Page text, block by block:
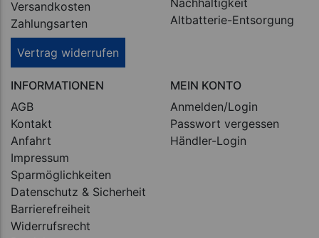
Versandkosten
Zahlungsarten
Vertrag widerrufen
Altbatterie-Entsorgung
INFORMATIONEN
AGB
Kontakt
Anfahrt
Impressum
Sparmöglichkeiten
Datenschutz & Sicherheit
Barrierefreiheit
Widerrufsrecht
MEIN KONTO
Anmelden/Login
Passwort vergessen
Händler-Login